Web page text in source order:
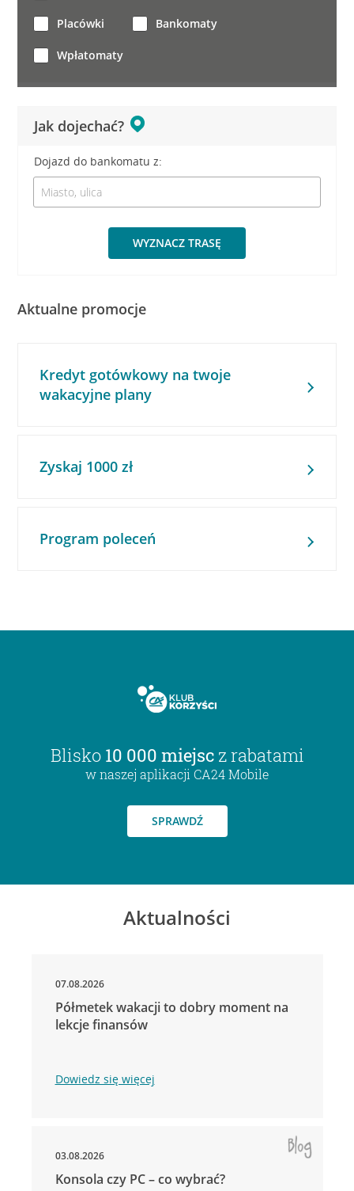
Jak dojechać?
Dojazd do bankomatu z:
WYZNACZ TRASĘ
Placówki Bankomaty
Wpłatomaty
Aktualne promocje
Kredyt gotówkowy na twoje
wakacyjne plany
Zyskaj 1000 zł
Program poleceń
Blisko 10 000 miejsc z rabatami
w naszej aplikacji CA24 Mobile
SPRAWDŹ
Aktualności
07.08.2026
Półmetek wakacji to dobry moment na
lekcje finansów
Dowiedz się więcej
03.08.2026
Konsola czy PC – co wybrać?